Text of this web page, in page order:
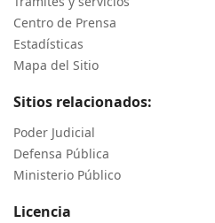
Centro de Prensa
Estadísticas
Mapa del Sitio
Sitios relacionados:
Poder Judicial
Defensa Pública
Ministerio Público
Licencia